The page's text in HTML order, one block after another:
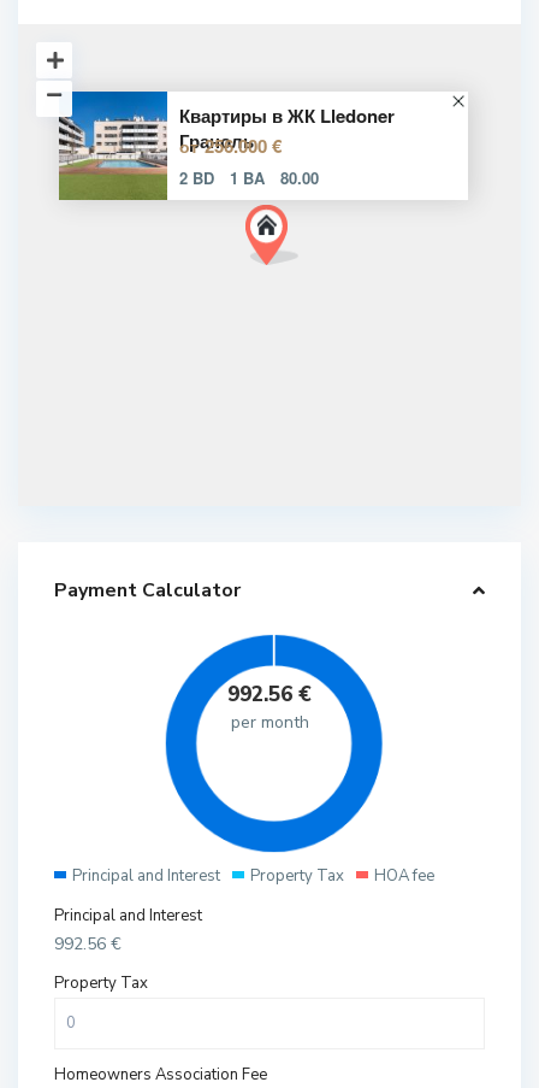
Квартиры в ЖК Lledoner
Граноль
от 256.000 €
2 BD 1 BA 80.00
Payment Calculator
992.56 €
per month
Principal and Interest Property Tax
HOA fee
Principal and Interest
992.56 €
Property Tax
Homeowners Association Fee